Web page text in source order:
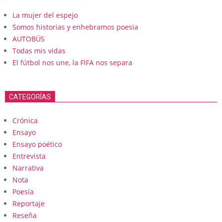
La mujer del espejo
Somos historias y enhebramos poesia
AUTOBÚS
Todas mis vidas
El fútbol nos une, la FIFA nos separa
CATEGORÍAS
Crónica
Ensayo
Ensayo poético
Entrevista
Narrativa
Nota
Poesía
Reportaje
Reseña